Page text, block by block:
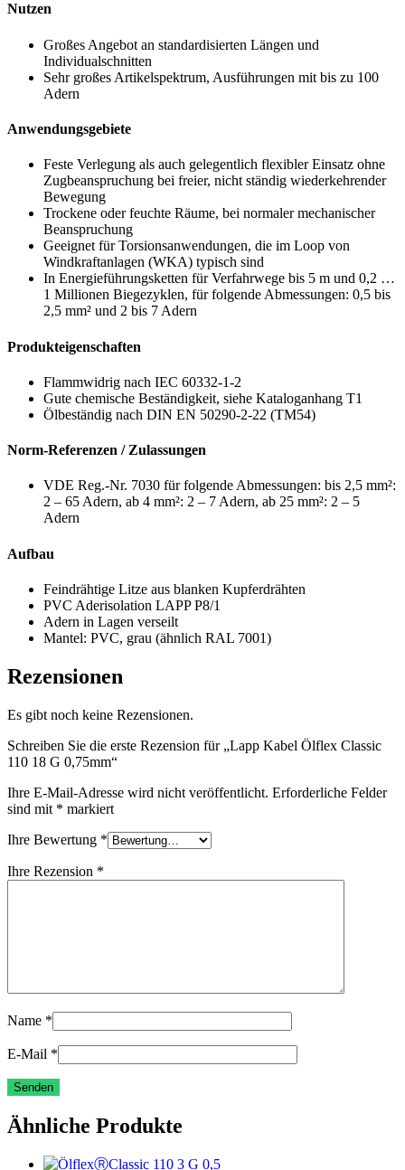
Nutzen
Großes Angebot an standardisierten Längen und
Individualschnitten
Sehr großes Artikelspektrum, Ausführungen mit bis zu 100
Adern
Anwendungsgebiete
Feste Verlegung als auch gelegentlich flexibler Einsatz ohne
Zugbeanspruchung bei freier, nicht ständig wiederkehrender
Bewegung
Trockene oder feuchte Räume, bei normaler mechanischer
Beanspruchung
Geeignet für Torsionsanwendungen, die im Loop von
Windkraftanlagen (WKA) typisch sind
In Energieführungsketten für Verfahrwege bis 5 m und 0,2 …
1 Millionen Biegezyklen, für folgende Abmessungen: 0,5 bis
2,5 mm² und 2 bis 7 Adern
Produkteigenschaften
Flammwidrig nach IEC 60332-1-2
Gute chemische Beständigkeit, siehe Kataloganhang T1
Ölbeständig nach DIN EN 50290-2-22 (TM54)
Norm-Referenzen / Zulassungen
VDE Reg.-Nr. 7030 für folgende Abmessungen: bis 2,5 mm²:
2 – 65 Adern, ab 4 mm²: 2 – 7 Adern, ab 25 mm²: 2 – 5
Adern
Aufbau
Feindrähtige Litze aus blanken Kupferdrähten
PVC Aderisolation LAPP P8/1
Adern in Lagen verseilt
Mantel: PVC, grau (ähnlich RAL 7001)
Rezensionen
Es gibt noch keine Rezensionen.
Schreiben Sie die erste Rezension für „Lapp Kabel Ölflex Classic
110 18 G 0,75mm“
Ihre E-Mail-Adresse wird nicht veröffentlicht. Erforderliche Felder
sind mit * markiert
Ihre Bewertung *
Ihre Rezension *
Name *
E-Mail *
Ähnliche Produkte